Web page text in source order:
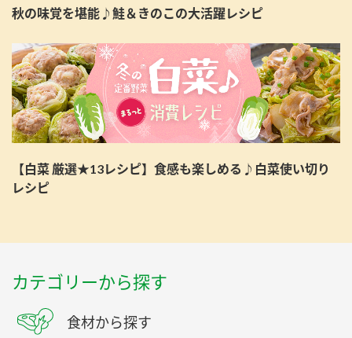
秋の味覚を堪能♪鮭＆きのこの大活躍レシピ
【白菜 厳選★13レシピ】食感も楽しめる♪白菜使い切り
レシピ
カテゴリーから探す
食材から探す